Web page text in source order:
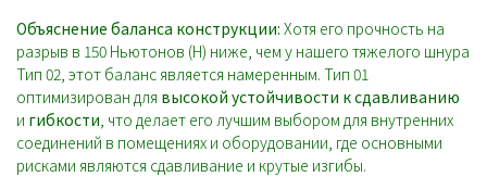
Объяснение баланса конструкции: Хотя его прочность на
разрыв в 150 Ньютонов (Н) ниже, чем у нашего тяжелого шнура
Тип 02, этот баланс является намеренным. Тип 01
оптимизирован для высокой устойчивости к сдавливанию
и гибкости, что делает его лучшим выбором для внутренних
соединений в помещениях и оборудовании, где основными
рисками являются сдавливание и крутые изгибы.